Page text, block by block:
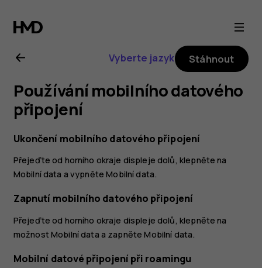
Uživatelská
příručka
k telefonu
Nokia 8.1
Vyberte jazyk Stáhnout
Používání mobilního datového
připojení
Ukončení mobilního datového připojení
Přejeďte od horního okraje displeje dolů, klepněte na
Mobilní data a vypněteMobilní data.
Zapnutí mobilního datového připojení
Přejeďte od horního okraje displeje dolů, klepněte na
možnostMobilní data a zapněteMobilní data.
Mobilní datové připojení při roamingu